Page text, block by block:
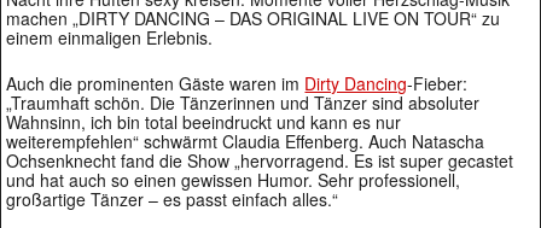
machen „DIRTY DANCING – DAS ORIGINAL LIVE ON TOUR“ zu
einem einmaligen Erlebnis.
Auch die prominenten Gäste waren im Dirty Dancing-Fieber:
„Traumhaft schön. Die Tänzerinnen und Tänzer sind absoluter
Wahnsinn, ich bin total beeindruckt und kann es nur
weiterempfehlen“ schwärmt Claudia Effenberg. Auch Natascha
Ochsenknecht fand die Show „hervorragend. Es ist super gecastet
und hat auch so einen gewissen Humor. Sehr professionell,
großartige Tänzer – es passt einfach alles.“